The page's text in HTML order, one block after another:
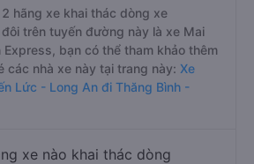
hãng xe khai thác dòng xe
trên tuyến đường này là xe Mai
Express, bạn có thể tham khảo thêm
các nhà xe này tại trang này: Xe
Lức - Long An đi Thăng Bình -
xe nào khai thác dòng